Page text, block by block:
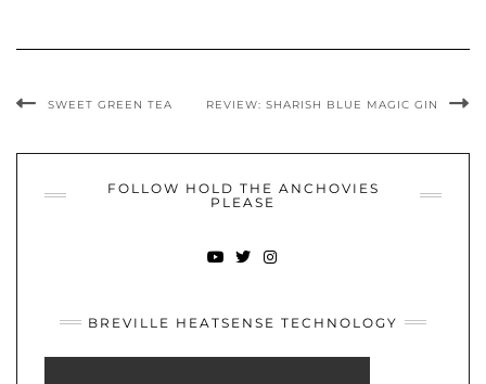
SWEET GREEN TEA REVIEW: SHARISH BLUE MAGIC GIN
FOLLOW HOLD THE ANCHOVIES
PLEASE
BREVILLE HEATSENSE TECHNOLOGY